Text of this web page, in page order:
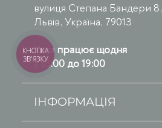
вулиця Степана Бандери 8,
Львів, Україна, 79013
Каса працює щодня
з 13:00 до 19:00
ІНФОРМАЦІЯ
КНОПКА
ЗВ'ЯЗКУ